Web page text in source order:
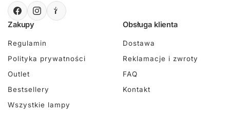
Zakupy
Regulamin
Polityka prywatności
Outlet
Bestsellery
Wszystkie lampy
Obsługa klienta
Dostawa
Reklamacje i zwroty
FAQ
Kontakt